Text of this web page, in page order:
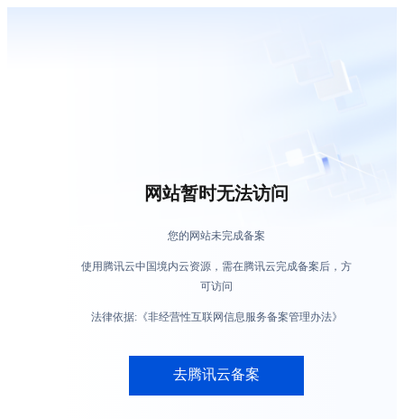
网站暂时无法访问
您的网站未完成备案
使用腾讯云中国境内云资源，需在腾讯云完成备案后，方
可访问
法律依据:《非经营性互联网信息服务备案管理办法》
去腾讯云备案